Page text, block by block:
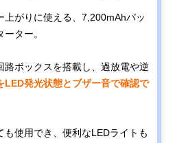
上がりに使える、7,200mAhバッ
ター。
路ボックスを搭載し、過放電や逆
LED発光状態とブザー音で確認で
も使用でき、便利なLEDライトも